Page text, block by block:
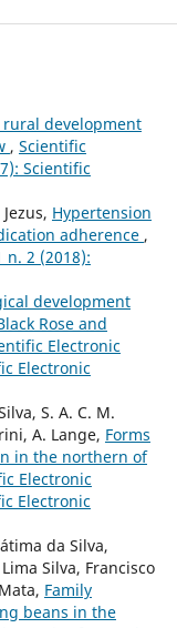
development
, Scientific
Scientific
Hypertension
adherence ,
n. 2 (2018):
development
Rose and
Electronic
Electronic
S. A. C. M.
A. Lange, Forms
in the northern of
Electronic
Electronic
da Silva,
Silva, Francisco
Family
beans in the